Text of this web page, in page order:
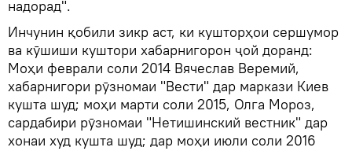
надорад".
Инчунин қобили зикр аст, ки кушторҳои сершумор
ва кӯшиши куштори хабарнигорон ҷой доранд:
Моҳи феврали соли 2014 Вячеслав Веремий,
хабарнигори рӯзномаи "Вести" дар маркази Киев
кушта шуд; моҳи марти соли 2015, Олга Мороз,
сардабири рӯзномаи "Нетишинский вестник" дар
хонаи худ кушта шуд; дар моҳи июли соли 2016